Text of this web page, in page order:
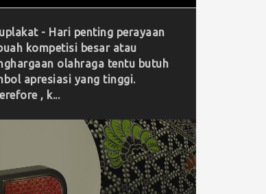
- Hari penting perayaan
kompetisi besar atau
olahraga tentu butuh
apresiasi yang tinggi.
, k...